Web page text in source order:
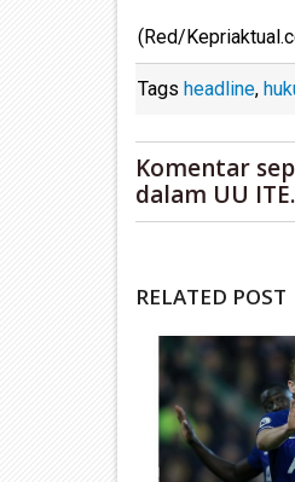
(Red/
Tags headline,
Komentar
dalam UU
RELATED POST